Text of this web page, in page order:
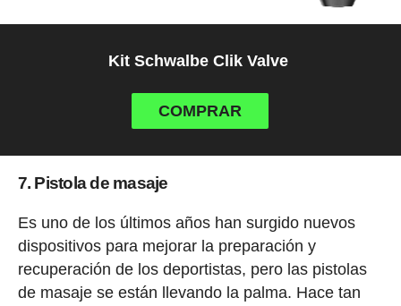
Kit Schwalbe Clik Valve
COMPRAR
7. Pistola de masaje
Es uno de los últimos años han surgido nuevos
dispositivos para mejorar la preparación y
recuperación de los deportistas, pero las pistolas
de masaje se están llevando la palma. Hace tan